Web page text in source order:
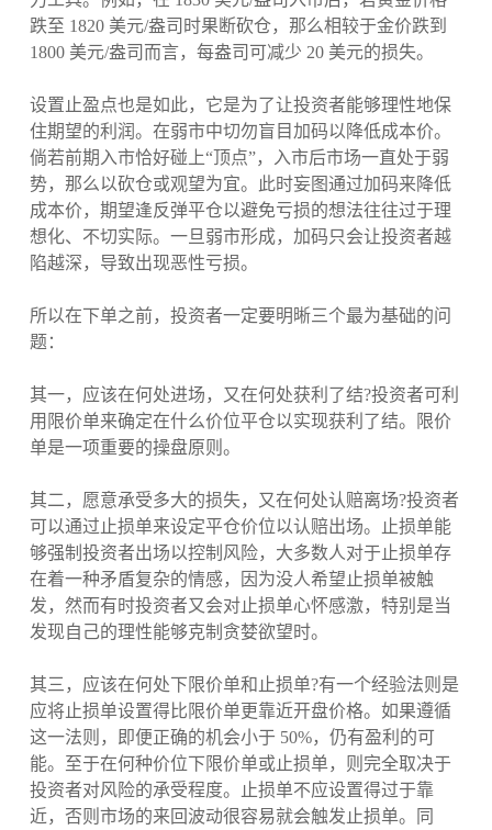
跌至 1820 美元/盎司时果断砍仓，那么相较于金价跌到
1800 美元/盎司而言，每盎司可减少 20 美元的损失。
设置止盈点也是如此，它是为了让投资者能够理性地保
住期望的利润。在弱市中切勿盲目加码以降低成本价。
倘若前期入市恰好碰上“顶点”，入市后市场一直处于弱
势，那么以砍仓或观望为宜。此时妄图通过加码来降低
成本价，期望逢反弹平仓以避免亏损的想法往往过于理
想化、不切实际。一旦弱市形成，加码只会让投资者越
陷越深，导致出现恶性亏损。
所以在下单之前，投资者一定要明晰三个最为基础的问
题：
其一，应该在何处进场，又在何处获利了结?投资者可利
用限价单来确定在什么价位平仓以实现获利了结。限价
单是一项重要的操盘原则。
其二，愿意承受多大的损失，又在何处认赔离场?投资者
可以通过止损单来设定平仓价位以认赔出场。止损单能
够强制投资者出场以控制风险，大多数人对于止损单存
在着一种矛盾复杂的情感，因为没人希望止损单被触
发，然而有时投资者又会对止损单心怀感激，特别是当
发现自己的理性能够克制贪婪欲望时。
其三，应该在何处下限价单和止损单?有一个经验法则是
应将止损单设置得比限价单更靠近开盘价格。如果遵循
这一法则，即便正确的机会小于 50%，仍有盈利的可
能。至于在何种价位下限价单或止损单，则完全取决于
投资者对风险的承受程度。止损单不应设置得过于靠
近，否则市场的来回波动很容易就会触发止损单。同